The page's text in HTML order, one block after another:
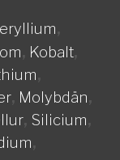
,
, Kobalt,
,
, Molybdän,
, Silicium,
,